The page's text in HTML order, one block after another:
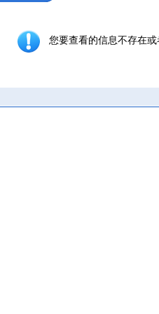
您要查看的信息不存在或